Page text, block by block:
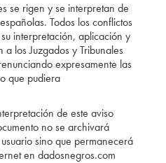
se rigen y se interpretan de
Todos los conflictos
interpretación, aplicación y
a los Juzgados y Tribunales
expresamente las
que pudiera
de este aviso
no se archivará
sino que permanecerá
en dadosnegros.com